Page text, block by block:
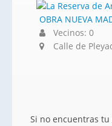
OBRA NUEVA
Vecinos: 0
Calle de
Si no encuentras